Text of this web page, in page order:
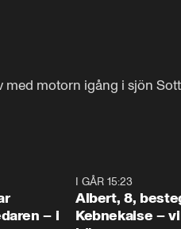
motorn igång i sjön
– i
I GÅR 15:23
Albert, 8,
Kebnekaise –